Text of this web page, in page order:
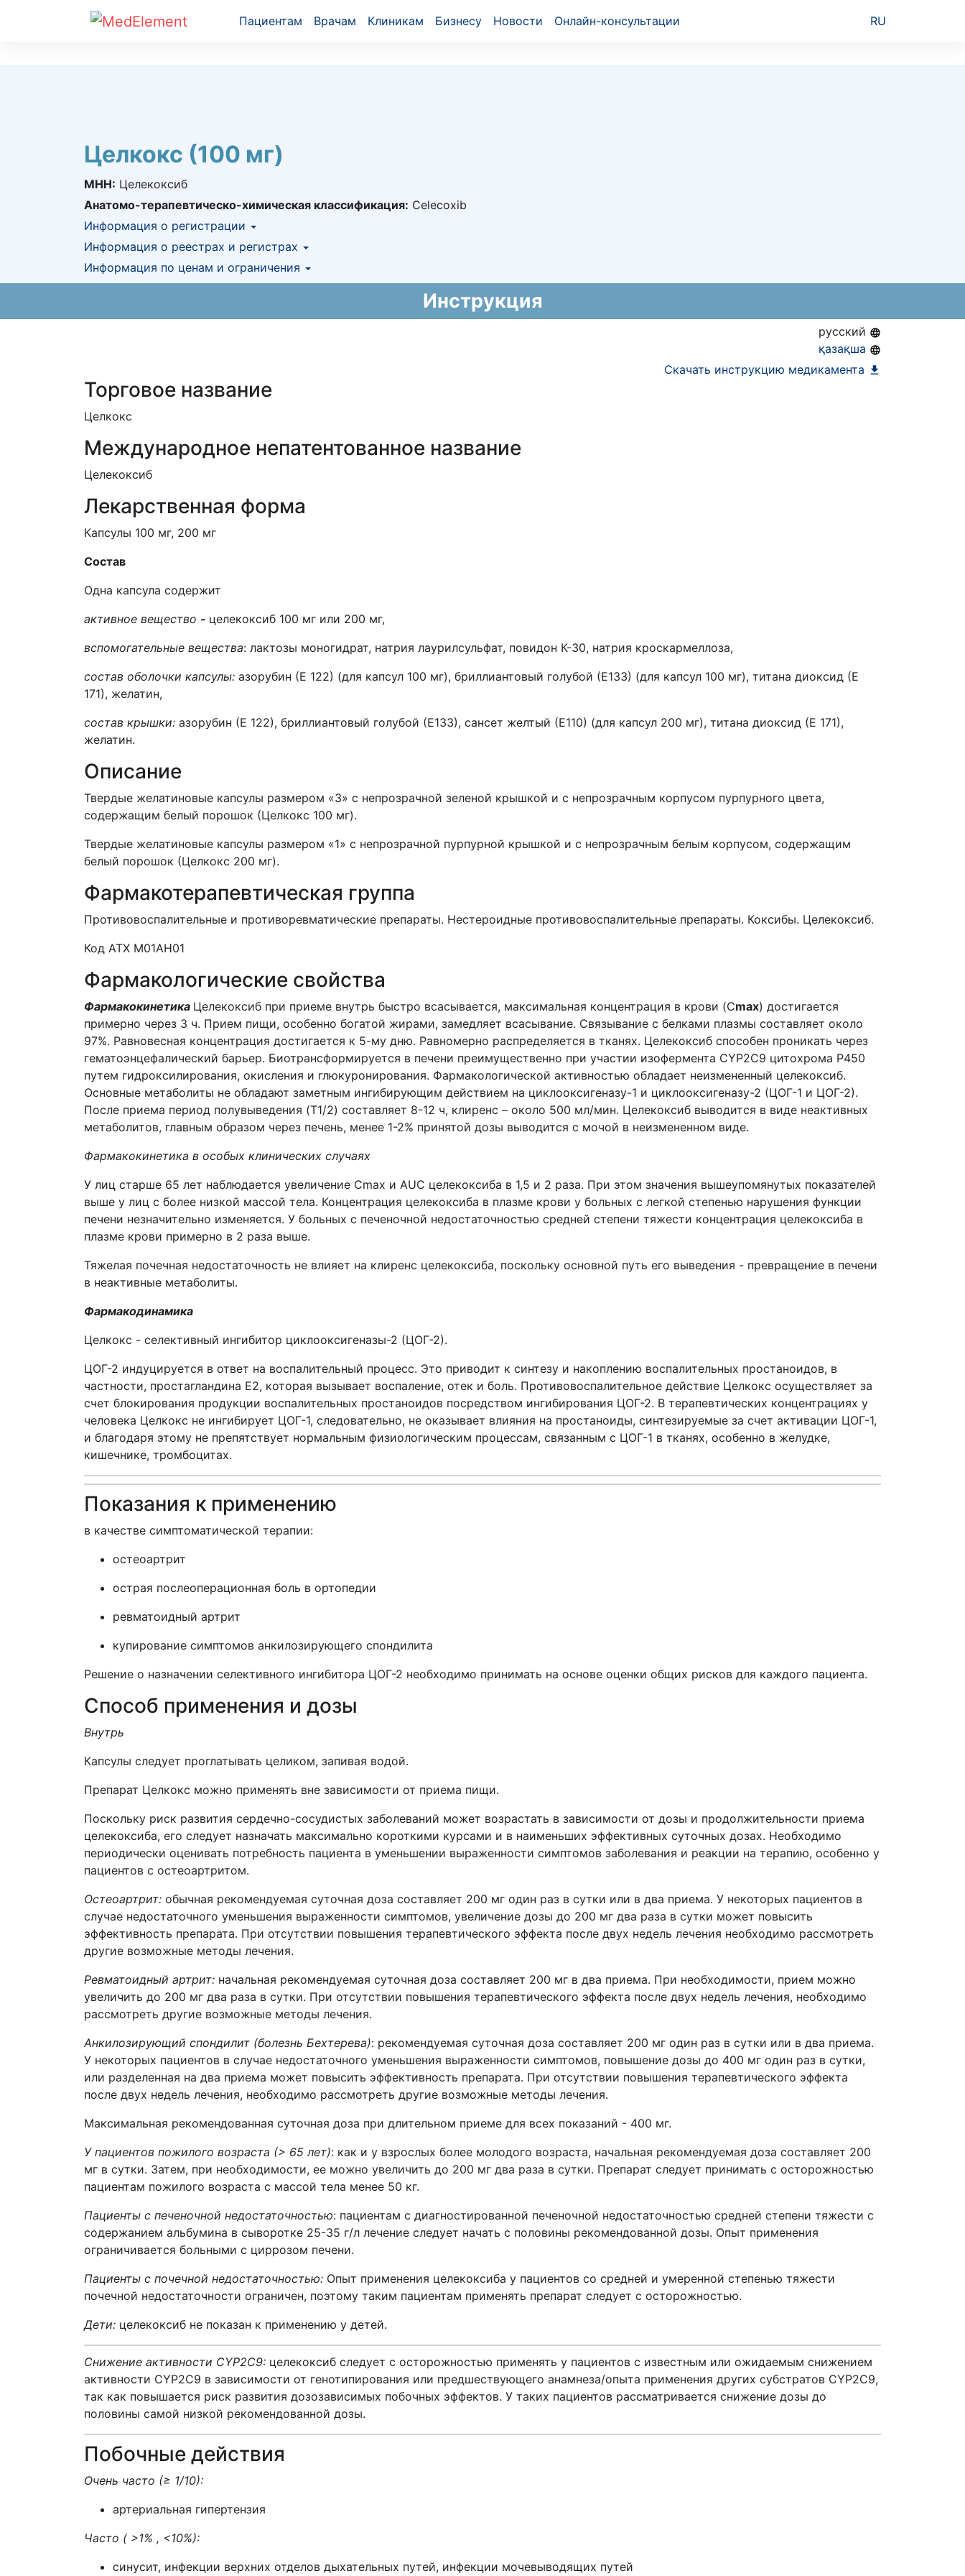
Пациентам Врачам Клиникам Бизнесу Новости Онлайн-консультации RU
Целкокс (100 мг)
МНН: Целекоксиб
Анатомо-терапевтическо-химическая классификация: Celecoxib
Информация о регистрации
Номер регистрации в РК:№ РК-ЛС-5№014961
Информация о регистрации в РК:15.09.2015 - 15.09.2020
Информация о реестрах и регистрах
КНФ (ЛС включено в Казахстанский национальный формуляр лекарственных средств)
Информация по ценам и ограничения
Инструкция
русский
қазақша
Скачать инструкцию медикамента
Торговое название
Целкокс
Международное непатентованное название
Целекоксиб
Лекарственная форма
Капсулы 100 мг, 200 мг
Cостав
Одна капсула содержит
активное вещество - целекоксиб 100 мг или 200 мг,
вспомогательные вещества: лактозы моногидрат, натрия лаурилсульфат, повидон К-30, натрия кроскармеллоза,
состав оболочки капсулы: азорубин (Е 122) (для капсул 100 мг), бриллиантовый голубой (Е133) (для капсул 100 мг), титана диоксид (Е
171), желатин,
состав крышки: азорубин (Е 122), бриллиантовый голубой (Е133), сансет желтый (Е110) (для капсул 200 мг), титана диоксид (Е 171),
желатин.
Описание
Твердые желатиновые капсулы размером «3» с непрозрачной зеленой крышкой и с непрозрачным корпусом пурпурного цвета,
содержащим белый порошок (Целкокс 100 мг).
Твердые желатиновые капсулы размером «1» с непрозрачной пурпурной крышкой и с непрозрачным белым корпусом, содержащим
белый порошок (Целкокс 200 мг).
Фармакотерапевтическая группа
Противовоспалительные и противоревматические препараты. Нестероидные противовоспалительные препараты. Коксибы. Целекоксиб.
Код АТХ M01AH01
Фармакологические свойства
Фармакокинетика Целекоксиб при приеме внутрь быстро всасывается, максимальная концентрация в крови (Cmax) достигается
примерно через 3 ч. Прием пищи, особенно богатой жирами, замедляет всасывание. Связывание с белками плазмы составляет около
97%. Равновесная концентрация достигается к 5-му дню. Равномерно распределяется в тканях. Целекоксиб способен проникать через
гематоэнцефалический барьер. Биотрансформируется в печени преимущественно при участии изофермента CYP2C9 цитохрома Р450
путем гидроксилирования, окисления и глюкуронирования. Фармакологической активностью обладает неизмененный целекоксиб.
Основные метаболиты не обладают заметным ингибирующим действием на циклооксигеназу-1 и циклооксигеназу-2 (ЦОГ-1 и ЦОГ-2).
После приема период полувыведения (T1/2) составляет 8-12 ч, клиренс – около 500 мл/мин. Целекоксиб выводится в виде неактивных
метаболитов, главным образом через печень, менее 1-2% принятой дозы выводится с мочой в неизмененном виде.
Фармакокинетика в особых клинических случаях
У лиц старше 65 лет наблюдается увеличение Cmax и АUC целекоксиба в 1,5 и 2 раза. При этом значения вышеупомянутых показателей
выше у лиц с более низкой массой тела. Концентрация целекоксиба в плазме крови у больных с легкой степенью нарушения функции
печени незначительно изменяется. У больных с печеночной недостаточностью средней степени тяжести концентрация целекоксиба в
плазме крови примерно в 2 раза выше.
Тяжелая почечная недостаточность не влияет на клиренс целекоксиба, поскольку основной путь его выведения - превращение в печени
в неактивные метаболиты.
Фармакодинамика
Целкокс - селективный ингибитор циклооксигеназы-2 (ЦОГ-2).
ЦОГ-2 индуцируется в ответ на воспалительный процесс. Это приводит к синтезу и накоплению воспалительных простаноидов, в
частности, простагландина Е2, которая вызывает воспаление, отек и боль. Противовоспалительное действие Целкокс осуществляет за
счет блокирования продукции воспалительных простаноидов посредством ингибирования ЦОГ-2. В терапевтических концентрациях у
человека Целкокс не ингибирует ЦОГ-1, следовательно, не оказывает влияния на простаноиды, синтезируемые за счет активации ЦОГ-1,
и благодаря этому не препятствует нормальным физиологическим процессам, связанным с ЦОГ-1 в тканях, особенно в желудке,
кишечнике, тромбоцитах.
Показания к применению
в качестве симптоматической терапии:
остеоартрит
острая послеоперационная боль в ортопедии
ревматоидный артрит
купирование симптомов анкилозирующего спондилита
Решение о назначении селективного ингибитора ЦОГ-2 необходимо принимать на основе оценки общих рисков для каждого пациента.
Способ применения и дозы
Внутрь
Капсулы следует проглатывать целиком, запивая водой.
Препарат Целкокс можно применять вне зависимости от приема пищи.
Поскольку риск развития сердечно-сосудистых заболеваний может возрастать в зависимости от дозы и продолжительности приема
целекоксиба, его следует назначать максимально короткими курсами и в наименьших эффективных суточных дозах. Необходимо
периодически оценивать потребность пациента в уменьшении выраженности симптомов заболевания и реакции на терапию, особенно у
пациентов с остеоартритом.
Остеоартрит: обычная рекомендуемая суточная доза составляет 200 мг один раз в сутки или в два приема. У некоторых пациентов в
случае недостаточного уменьшения выраженности симптомов, увеличение дозы до 200 мг два раза в сутки может повысить
эффективность препарата. При отсутствии повышения терапевтического эффекта после двух недель лечения необходимо рассмотреть
другие возможные методы лечения.
Ревматоидный артрит: начальная рекомендуемая суточная доза составляет 200 мг в два приема. При необходимости, прием можно
увеличить до 200 мг два раза в сутки. При отсутствии повышения терапевтического эффекта после двух недель лечения, необходимо
рассмотреть другие возможные методы лечения.
Анкилозирующий спондилит (болезнь Бехтерева): рекомендуемая суточная доза составляет 200 мг один раз в сутки или в два приема.
У некоторых пациентов в случае недостаточного уменьшения выраженности симптомов, повышение дозы до 400 мг один раз в сутки,
или разделенная на два приема может повысить эффективность препарата. При отсутствии повышения терапевтического эффекта
после двух недель лечения, необходимо рассмотреть другие возможные методы лечения.
Максимальная рекомендованная суточная доза при длительном приеме для всех показаний - 400 мг.
У пациентов пожилого возраста (> 65 лет): как и у взрослых более молодого возраста, начальная рекомендуемая доза составляет 200
мг в сутки. Затем, при необходимости, ее можно увеличить до 200 мг два раза в сутки. Препарат следует принимать с осторожностью
пациентам пожилого возраста с массой тела менее 50 кг.
Пациенты с печеночной недостаточностью: пациентам с диагностированной печеночной недостаточностью средней степени тяжести с
содержанием альбумина в сыворотке 25-35 г/л лечение следует начать с половины рекомендованной дозы. Опыт применения
ограничивается больными с циррозом печени.
Пациенты с почечной недостаточностью: Опыт применения целекоксиба у пациентов со средней и умеренной степенью тяжести
почечной недостаточности ограничен, поэтому таким пациентам применять препарат следует с осторожностью.
Дети: целекоксиб не показан к применению у детей.
Снижение активности CYP2C9: целекоксиб следует с осторожностью применять у пациентов с известным или ожидаемым снижением
активности CYP2C9 в зависимости от генотипирования или предшествующего анамнеза/опыта применения других субстратов CYP2C9,
так как повышается риск развития дозозависимых побочных эффектов. У таких пациентов рассматривается снижение дозы до
половины самой низкой рекомендованной дозы.
Побочные действия
Очень часто (≥ 1/10):
артериальная гипертензия
Часто ( >1% , <10%):
синусит, инфекции верхних отделов дыхательных путей, инфекции мочевыводящих путей